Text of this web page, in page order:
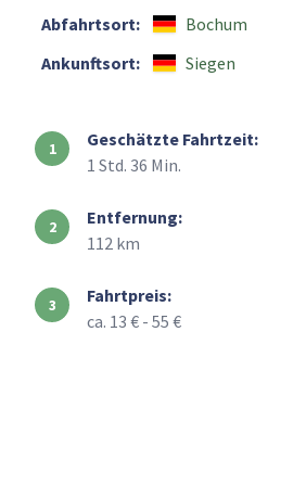
Abfahrtsort:
Bochum
Ankunftsort:
Siegen
Geschätzte Fahrtzeit:
1 Std. 36 Min.
Entfernung:
112 km
Fahrtpreis:
ca. 13 € - 55 €